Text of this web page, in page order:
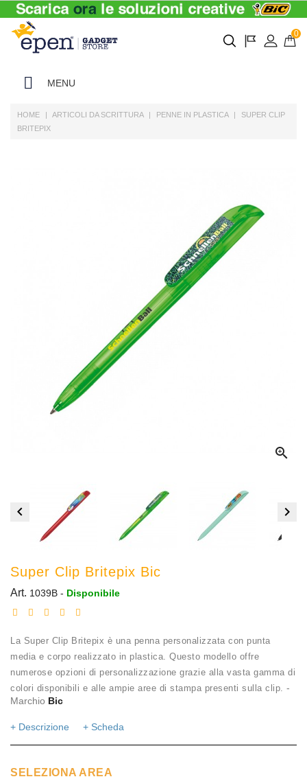
0
MENU
HOME ARTICOLI DA SCRITTURA PENNE IN PLASTICA
SUPER CLIP
BRITEPIX

 
Super Clip Britepix Bic
Art. 1039B - Disponibile
La Super Clip Britepix è una penna personalizzata con punta
media e corpo realizzato in plastica. Questo modello offre
numerose opzioni di personalizzazione grazie alla vasta gamma di
colori disponibili e alle ampie aree di stampa presenti sulla clip. -
Marchio Bic
+ Descrizione + Scheda
SELEZIONA AREA